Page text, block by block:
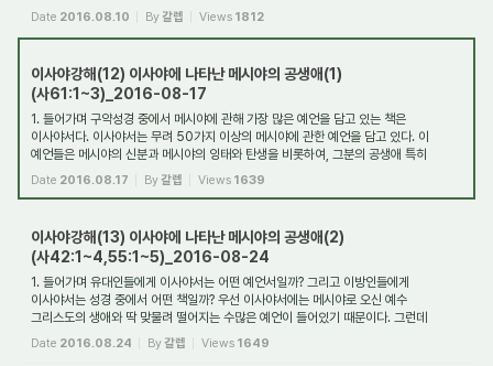
Date 2016.08.10 By갈렙 Views 1812
이사야강해(12) 이사야에 나타난 메시야의 공생애(1)
(사61:1~3)_2016-08-17
1. 들어가며 구약성경 중에서 메시야에 관해 가장 많은 예언을 담고 있는 책은
이사야서다. 이사야서는 무려 50가지 이상의 메시야에 관한 예언을 담고 있다. 이
예언들은 메시야의 신분과 메시야의 잉태와 탄생을 비롯하여, 그분의 공생애 특히
Date 2016.08.17 By갈렙 Views 1639
이사야강해(13) 이사야에 나타난 메시야의 공생애(2)
(사42:1~4,55:1~5)_2016-08-24
1. 들어가며 유대인들에게 이사야서는 어떤 예언서일까? 그리고 이방인들에게
이사야서는 성경 중에서 어떤 책일까? 우선 이사야서에는 메시야로 오신 예수
그리스도의 생애와 딱 맞물려 떨어지는 수많은 예언이 들어있기 때문이다. 그런데
Date 2016.08.24 By갈렙 Views 1649